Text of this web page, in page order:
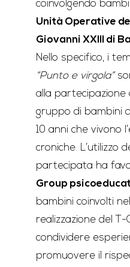
coinvolgendo
Unità Operative
Giovanni XXIII di
Nello specifico, i
“Punto e virgola”
alla partecipazione
gruppo di bambini
10 anni che vivono
croniche. L’utilizzo
partecipata ha
Group
bambini coinvolti
realizzazione del
condividere
promuovere il